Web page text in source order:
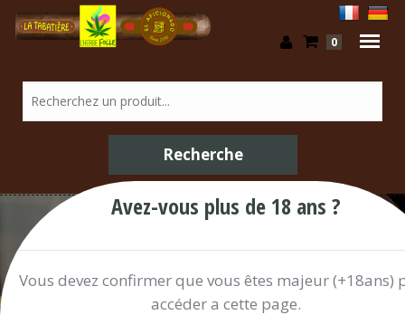
0
Confiserie / Shop
Avez-vous plus de 18 ans ?
Vous devez confirmer que vous êtes majeur (+18ans)
accéder a cette page.